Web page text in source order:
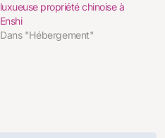
luxueuse propriété chinoise à
Enshi
Dans "Hébergement"